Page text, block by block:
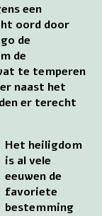
een
oord door
de
de
te temperen
naast het
er terecht
Het heiligdom
is al vele
eeuwen de
favoriete
bestemming